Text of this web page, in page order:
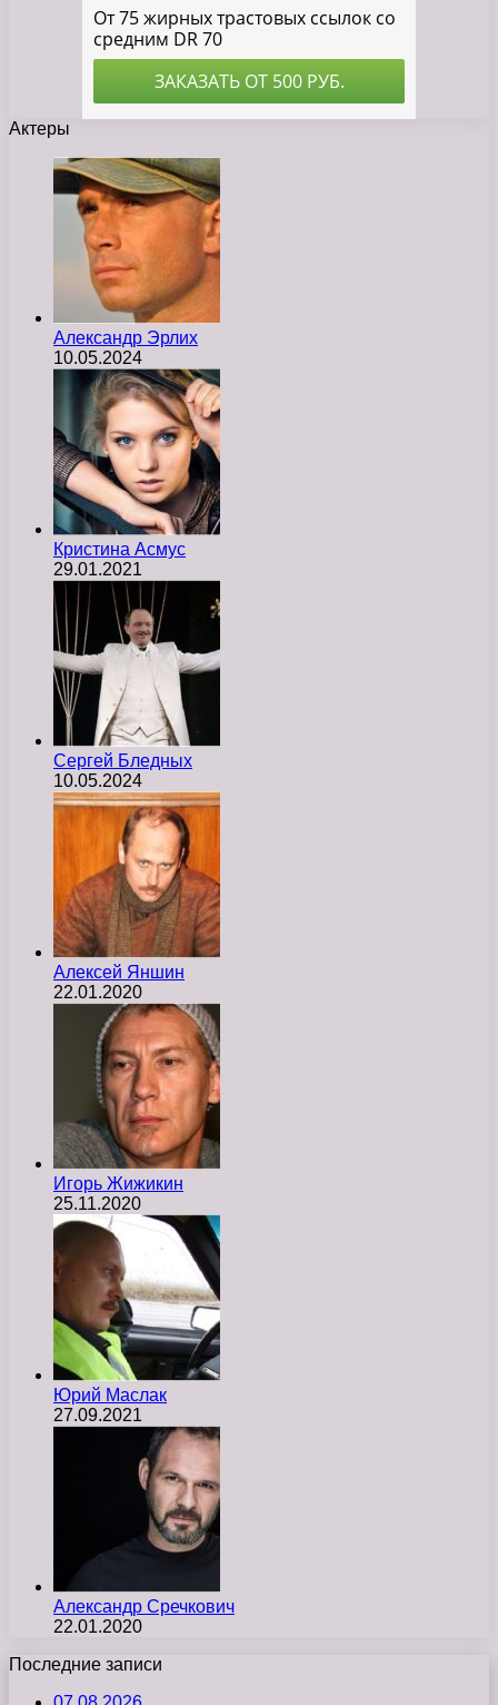
Актеры
Александр Эрлих
10.05.2024
Кристина Асмус
29.01.2021
Сергей Бледных
10.05.2024
Алексей Яншин
22.01.2020
Игорь Жижикин
25.11.2020
Юрий Маслак
27.09.2021
Александр Сречкович
22.01.2020
Последние записи